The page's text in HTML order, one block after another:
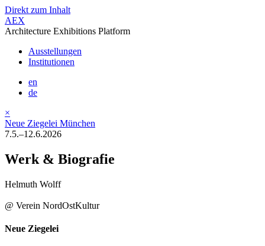
Direkt zum Inhalt
AEX
Architecture Exhibitions Platform
Ausstellungen
Institutionen
en
de
×
Neue Ziegelei München
7.5.–12.6.2026
Werk & Biografie
Helmuth Wolff
@ Verein NordOstKultur
Neue Ziegelei